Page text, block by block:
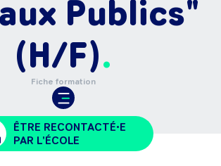
Publics"
(H/F)
Fiche formation
ÊTRE RECONTACTÉ•E
PAR L'ÉCOLE